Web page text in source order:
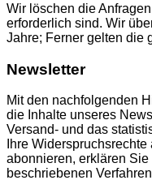
Wir löschen die
erforderlich sind. Wir
Jahre; Ferner gelten die
Newsletter
Mit den nachfolgenden
die Inhalte unseres
Versand- und das
Ihre
abonnieren, erklären
beschriebenen